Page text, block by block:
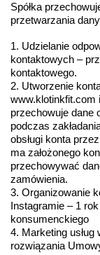
Spółka
przetwarzania
1. Udzielanie
kontaktowych –
kontaktowego.
2. Utworzenie
www.klotinkfit.com
przechowuje dane
podczas
obsługi konta
ma założonego
przechowywać
zamówienia.
3. Organizowanie
Instagramie – 1
konsumenckiego
4. Marketing usług
rozwiązania